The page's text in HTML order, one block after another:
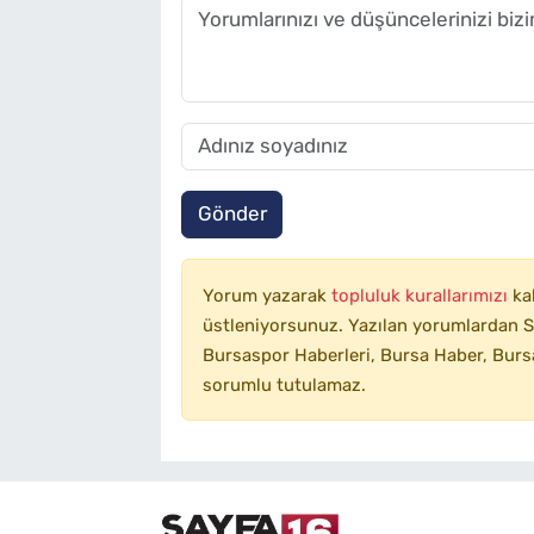
Gönder
Yorum yazarak topluluk kurallarımızı
üstleniyorsunuz. Yazılan yorumlardan
Bursaspor Haberleri, Bursa Haber,
sorumlu tutulamaz.